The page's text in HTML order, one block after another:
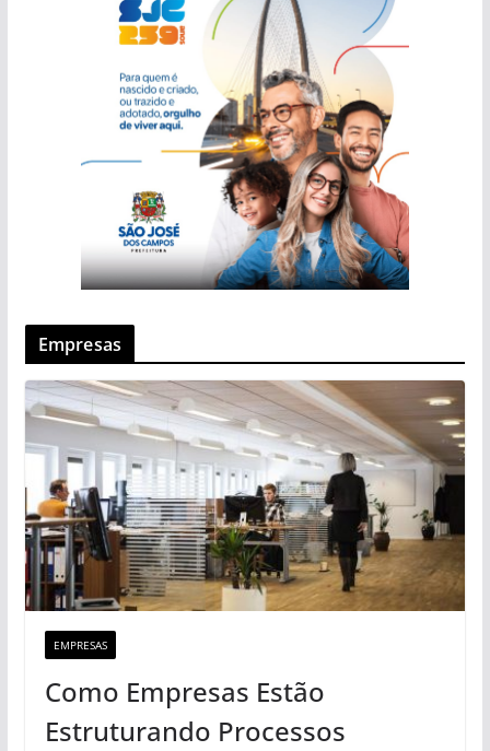
Empresas
EMPRESAS
Como Empresas Estão
Estruturando Processos